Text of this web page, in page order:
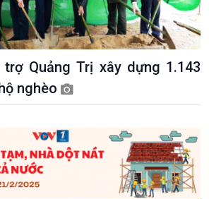
trợ Quảng Trị xây dựng 1.143
nghèo